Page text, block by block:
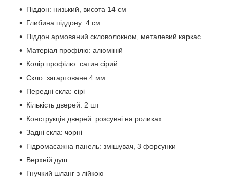
Піддон: низький, висота 14 см
Глибина піддону: 4 см
Піддон армований скловолокном, металевий каркас
Матеріал профілю: алюміній
Колір профілю: сатин сірий
Скло: загартоване 4 мм.
Передні скла: сірі
Кількість дверей: 2 шт
Конструкція дверей: розсувні на роликах
Задні скла: чорні
Гідромасажна панель: змішувач, 3 форсунки
Верхній душ
Гнучкий шланг з лійкою